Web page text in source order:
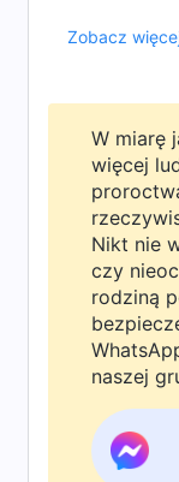
człowiek
Jego bytu i
na pełnienie
Swoją
prostu
na opinię
wykonywał
swoim
Dlatego też
naśladowali.
wykonywać
nawet gdyby
Zobacz
W miarę
więcej
Nikt nie
czy
rodziną
naszej